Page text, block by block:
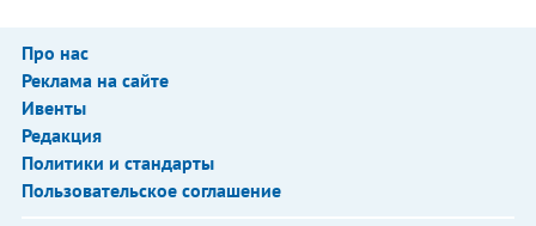
Про нас
Реклама на сайте
Ивенты
Редакция
Политики и стандарты
Пользовательское соглашение